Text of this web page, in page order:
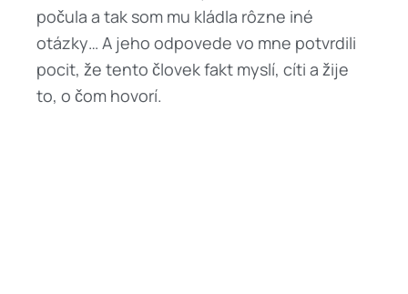
počula a tak som mu kládla rôzne iné
otázky… A jeho odpovede vo mne potvrdili
pocit, že tento človek fakt myslí, cíti a žije
to, o čom hovorí.